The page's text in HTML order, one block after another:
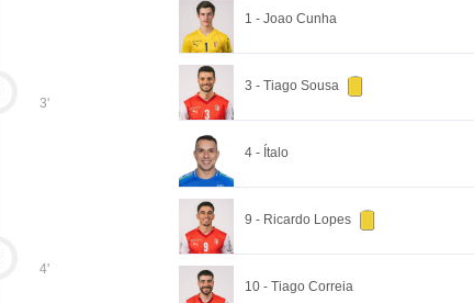
3'
4'
1 - Joao Cunha
3 - Tiago Sousa
4 - Ítalo
9 - Ricardo Lopes
10 - Tiago Correia